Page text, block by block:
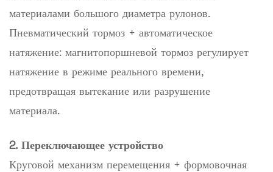
материалами большого диаметра рулонов.
Пневматический тормоз + автоматическое
натяжение: магнитопоршневой тормоз регулирует
натяжение в режиме реального времени,
предотвращая вытекание или разрушение
материала.
2. Переключающее устройство
Круговой механизм перемещения + формовочная